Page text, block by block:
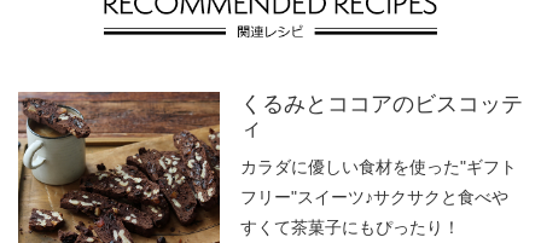
くるみとココアのビスコッテ
ィ
カラダに優しい食材を使った"ギフト
フリー"スイーツ♪サクサクと食べや
すくて茶菓子にもぴったり！